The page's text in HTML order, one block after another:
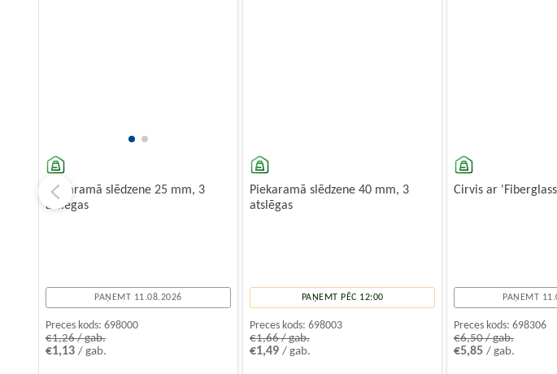
Piekaramā slēdzene 25 mm, 3
atslēgas
PAŅEMT 11.08.2026
Preces kods: 698000
€1,26 / gab.
€1,13 / gab.
Piekaramā slēdzene 40 mm, 3
atslēgas
PAŅEMT PĒC 12:00
Preces kods: 698003
€1,66 / gab.
€1,49 / gab.
Cirvis ar
PAŅEMT
Preces kods: 698306
€6,50 / gab.
€5,85 / gab.